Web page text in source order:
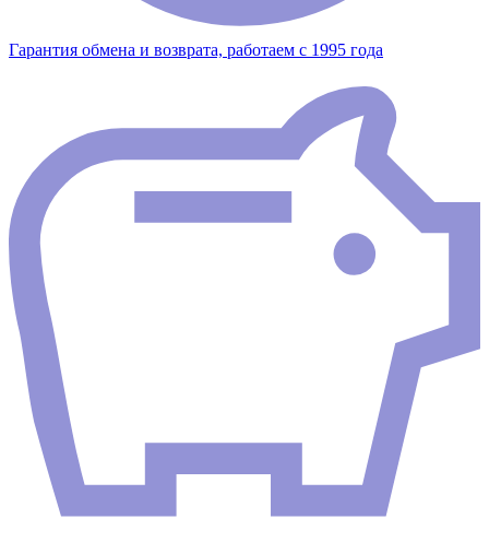
Гарантия обмена и возврата, работаем с 1995 года